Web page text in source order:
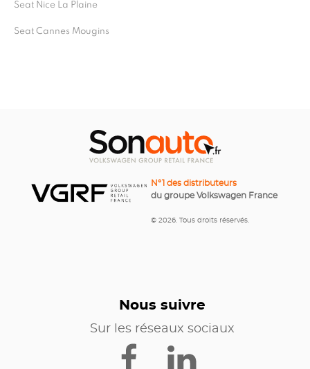
Seat Nice La Plaine
Seat Cannes Mougins
N°1 des distributeurs
du groupe Volkswagen France
© 2026. Tous droits réservés.
Nous suivre
Sur les réseaux sociaux